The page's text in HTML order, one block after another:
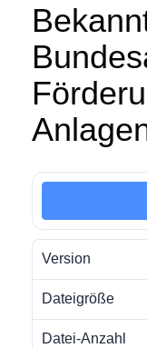
Version
Dateigröße
Datei-Anzahl